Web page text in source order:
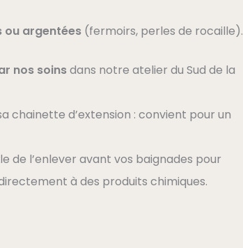
ou argentées (fermoirs, perles de rocaille).
nos soinsdans notre atelier du Sud de la
chainette d’extension : convient pour un
de l’enlever avant vos baignades pour
à des produits chimiques.